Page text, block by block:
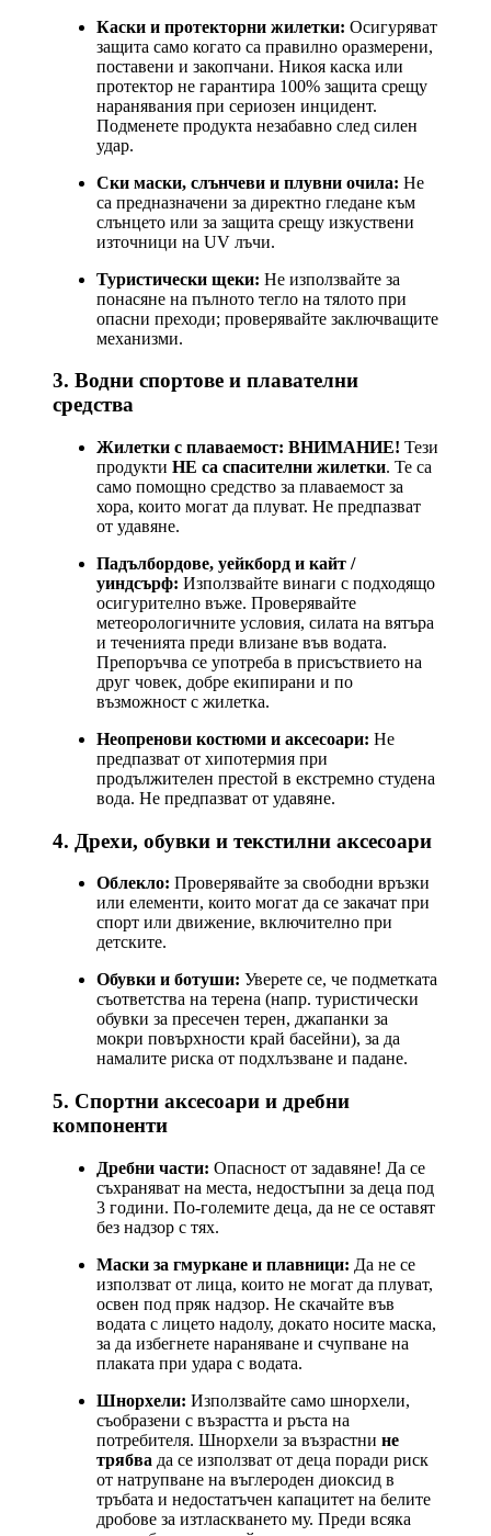
Каски и протекторни жилетки: Осигуряват
защита само когато са правилно оразмерени,
поставени и закопчани. Никоя каска или
протектор не гарантира 100% защита срещу
наранявания при сериозен инцидент.
Подменете продукта незабавно след силен
удар.
Ски маски, слънчеви и плувни очила: Не
са предназначени за директно гледане към
слънцето или за защита срещу изкуствени
източници на UV лъчи.
Туристически щеки: Не използвайте за
понасяне на пълното тегло на тялото при
опасни преходи; проверявайте заключващите
механизми.
3. Водни спортове и плавателни
средства
Жилетки с плаваемост: ВНИМАНИЕ! Тези
продукти НЕ са спасителни жилетки. Те са
само помощно средство за плаваемост за
хора, които могат да плуват. Не предпазват
от удавяне.
Падълбордове, уейкборд и кайт /
уиндсърф: Използвайте винаги с подходящо
осигурително въже. Проверявайте
метеорологичните условия, силата на вятъра
и теченията преди влизане във водата.
Препоръчва се употреба в присъствието на
друг човек, добре екипирани и по
възможност с жилетка.
Неопренови костюми и аксесоари: Не
предпазват от хипотермия при
продължителен престой в екстремно студена
вода. Не предпазват от удавяне.
4. Дрехи, обувки и текстилни аксесоари
Облекло: Проверявайте за свободни връзки
или елементи, които могат да се закачат при
спорт или движение, включително при
детските.
Обувки и ботуши: Уверете се, че подметката
съответства на терена (напр. туристически
обувки за пресечен терен, джапанки за
мокри повърхности край басейни), за да
намалите риска от подхлъзване и падане.
5. Спортни аксесоари и дребни
компоненти
Дребни части: Опасност от задавяне! Да се
съхраняват на места, недостъпни за деца под
3 години. По-големите деца, да не се оставят
без надзор с тях.
Маски за гмуркане и плавници: Да не се
използват от лица, които не могат да плуват,
освен под пряк надзор. Не скачайте във
водата с лицето надолу, докато носите маска,
за да избегнете нараняване и счупване на
плаката при удара с водата.
Шнорхели: Използвайте само шнорхели,
съобразени с възрастта и ръста на
потребителя. Шнорхели за възрастни не
трябва да се използват от деца поради риск
от натрупване на въглероден диоксид в
тръбата и недостатъчен капацитет на белите
дробове за изтласкването му. Преди всяка